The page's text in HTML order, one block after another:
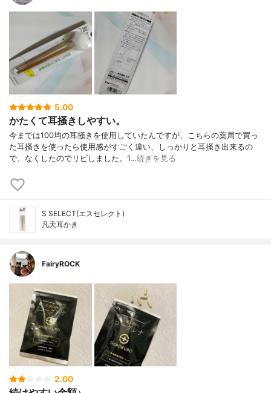
5.00
かたくて耳掻きしやすい。
今までは100均の耳掻きを使用していたんですが、こちらの薬局で買っ
た耳掻きを使ったら使用感がすごく違い、しっかりと耳掻き出来るの
で、なくしたのでリピしました。1…続きを見る
S SELECT(エスセレクト)
凡天耳かき
FairyROCK
2.00